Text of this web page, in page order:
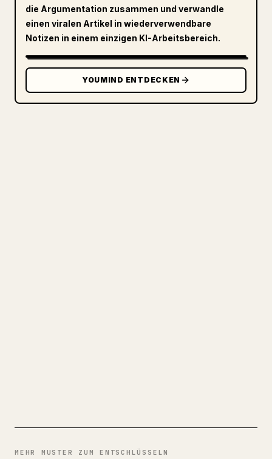
die Argumentation zusammen und verwandle
einen viralen Artikel in wiederverwendbare
Notizen in einem einzigen KI-Arbeitsbereich.
YOUMIND ENTDECKEN
MEHR MUSTER ZUM ENTSCHLÜSSELN